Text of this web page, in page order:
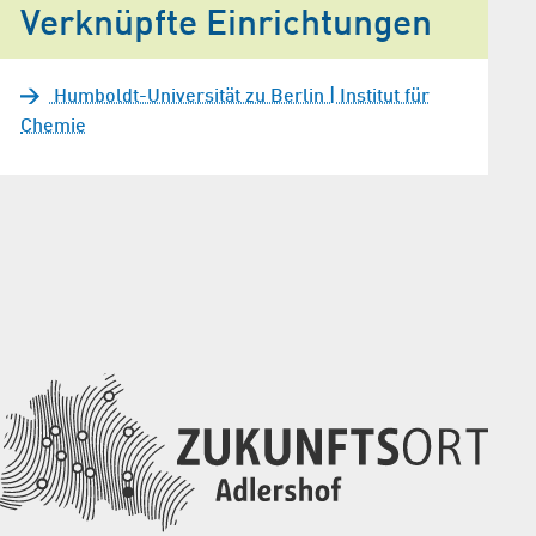
Verknüpfte Einrichtungen
Humboldt-Universität zu Berlin | Institut für
Chemie